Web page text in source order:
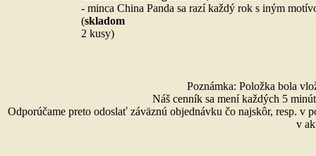
- minca China Panda sa razí každý rok s iným
(skladom
2 kusy)
Poznámka: Položka bola
Náš cenník sa mení každých 5
Odporúčame preto odoslať záväznú objednávku čo najskôr, resp. v
v